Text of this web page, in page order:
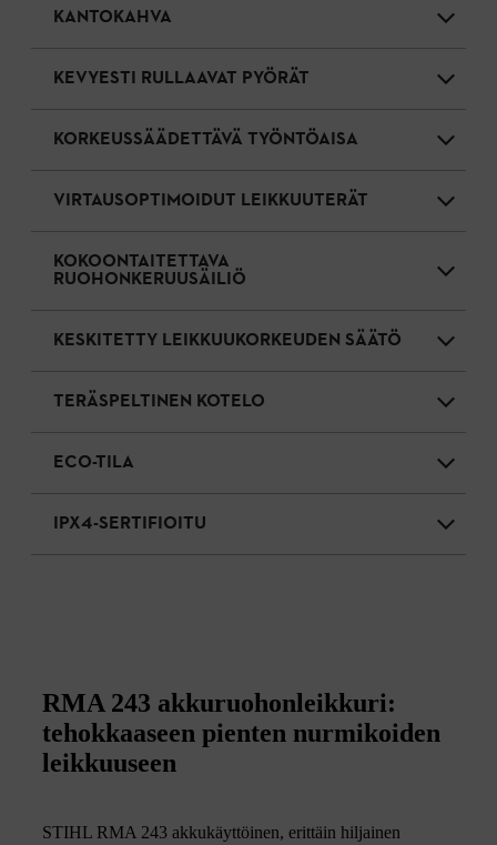
KANTOKAHVA
KEVYESTI RULLAAVAT PYÖRÄT
KORKEUSSÄÄDETTÄVÄ TYÖNTÖAISA
VIRTAUSOPTIMOIDUT LEIKKUUTERÄT
KOKOONTAITETTAVA
RUOHONKERUUSÄILIÖ
KESKITETTY LEIKKUUKORKEUDEN SÄÄTÖ
TERÄSPELTINEN KOTELO
ECO-TILA
IPX4-SERTIFIOITU
RMA 243 akkuruohonleikkuri:
tehokkaaseen pienten nurmikoiden
leikkuuseen
STIHL RMA 243 akkukäyttöinen, erittäin hiljainen